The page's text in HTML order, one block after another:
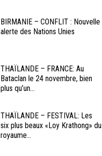
BIRMANIE – CONFLIT : Nouvelle
alerte des Nations Unies
THAÏLANDE – FRANCE: Au
Bataclan le 24 novembre, bien
plus qu’un...
THAÏLANDE – FESTIVAL: Les
six plus beaux «Loy Krathong» du
royaume...